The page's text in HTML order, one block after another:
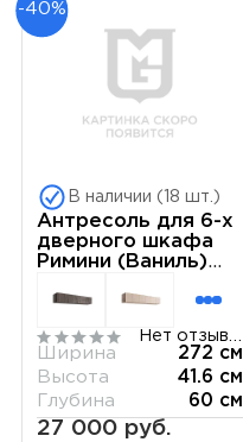
-40%
В наличии (18 шт.)
Антресоль для 6-х
дверного шкафа
Римини (Ваниль)
Ширина
272 см
Высота
41.6 см
Глубина
60 см
27 000 руб.